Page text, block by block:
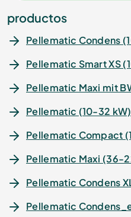
productos
Pellematic Condens
Pellematic Smart XS
Pellematic Maxi mit
Pellematic (10-32 kW)
Pellematic Compact
Pellematic Maxi (36-
Pellematic Condens
Pellematic